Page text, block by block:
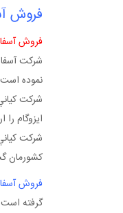
فروش
فروش
شرکت
نموده
شرکت
ایزوگام
شرکت
کشورمان
فروش
گرفته است